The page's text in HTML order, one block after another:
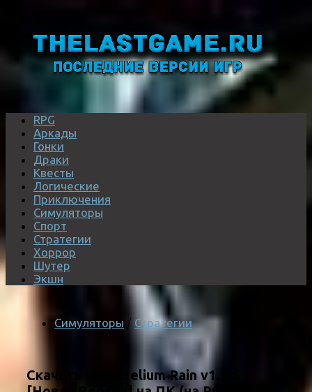
RPG
Аркады
Гонки
Драки
Квесты
Логические
Приключения
Симуляторы
Спорт
Стратегии
Хоррор
Шутер
Экшн
Симуляторы / Стратегии
Скачать игру Helium Rain v1.3.6